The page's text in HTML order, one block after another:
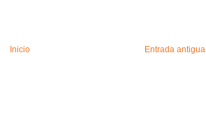
Entrada antigua
Inicio